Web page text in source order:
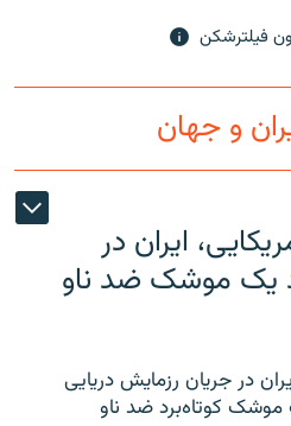
فیلترشکن
و جهان
ایران در
یک موشک ضد ناو
در جریان رزمایش دریایی
کوتاه‌برد ضد ناو